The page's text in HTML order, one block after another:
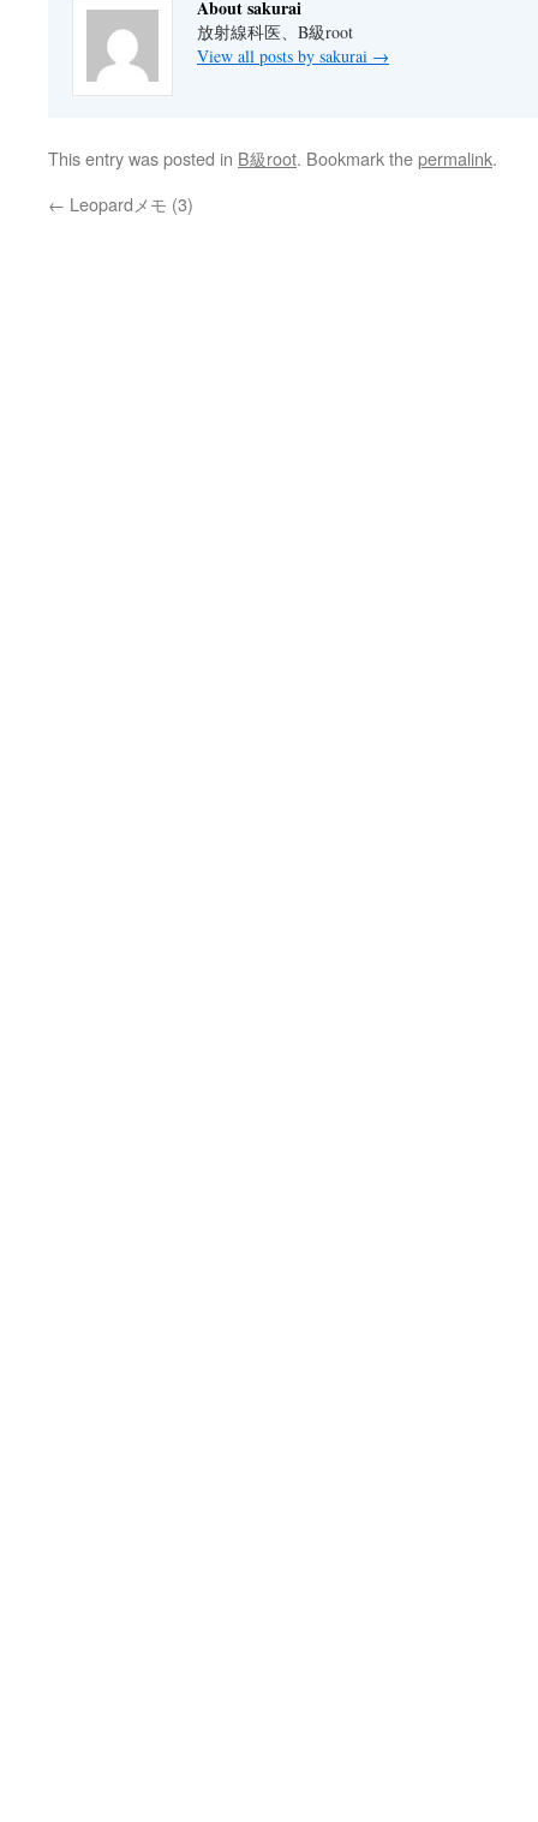
About sakurai
放射線科医、B級root
View all posts by sakurai →
This entry was posted in B級root. Bookmark thepermalink.
← Leopardメモ (3)